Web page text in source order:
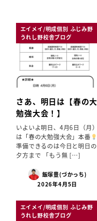
エイメイ/明成個別 ふじみ野
うれし野校舎ブログ
さあ、明日は【春の大
勉強大会！】
いよいよ明日、4月6日（月）
は「春の大勉強大会」本番
準備できるのは今日と明日の
夕方まで 「もう無 […]
飯塚豊(づかっち)
2026年4月5日
エイメイ/明成個別 ふじみ野
うれし野校舎ブログ